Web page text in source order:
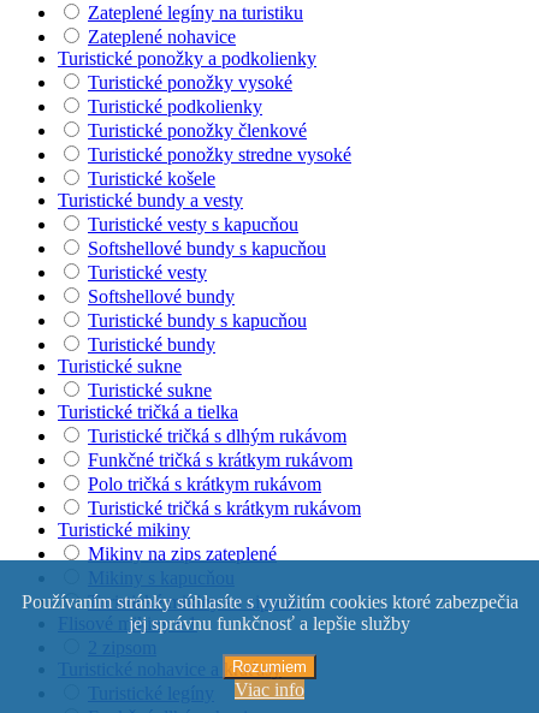
Zateplené legíny na turistiku
Zateplené nohavice
Turistické ponožky a podkolienky
Turistické ponožky vysoké
Turistické podkolienky
Turistické ponožky členkové
Turistické ponožky stredne vysoké
Turistické košele
Turistické bundy a vesty
Turistické vesty s kapucňou
Softshellové bundy s kapucňou
Turistické vesty
Softshellové bundy
Turistické bundy s kapucňou
Turistické bundy
Turistické sukne
Turistické sukne
Turistické tričká a tielka
Turistické tričká s dlhým rukávom
Funkčné tričká s krátkym rukávom
Polo tričká s krátkym rukávom
Turistické tričká s krátkym rukávom
Turistické mikiny
Mikiny na zips zateplené
Turistické mikiny so zipsom
Flisové mikiny s 1
Turistické nohavice a kraťasy
Používaním stránky súhlasíte s využitím cookies ktoré zabezpečia
jej správnu funkčnosť a lepšie služby
Rozumiem
Viac info